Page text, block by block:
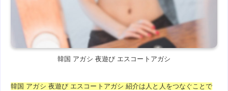
韓国 アガシ 夜遊び エスコートアガシ
韓国 アガシ 夜遊び エスコートアガシ 紹介は人と人をつなぐことで